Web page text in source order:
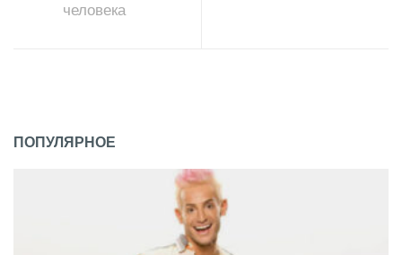
человека
ПОПУЛЯРНОЕ